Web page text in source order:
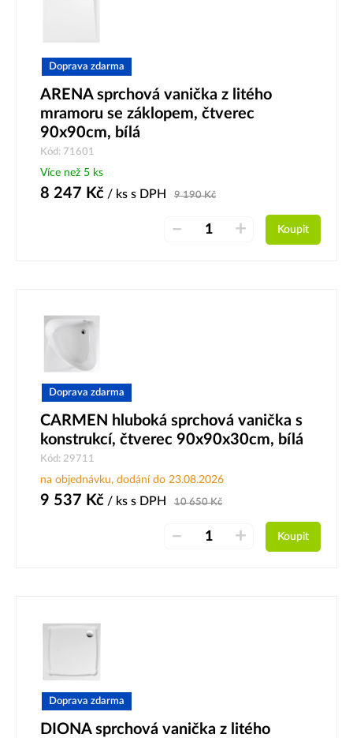
Doprava zdarma
ARENA sprchová vanička z litého
mramoru se záklopem, čtverec
90x90cm, bílá
Kód: 71601
Více než 5 ks
8 247 Kč / ks s DPH 9 190Kč
– + Koupit
Doprava zdarma
CARMEN hluboká sprchová vanička s
konstrukcí, čtverec 90x90x30cm, bílá
Kód: 29711
na objednávku, dodání do 23.08.2026
9 537 Kč / ks s DPH 10 650Kč
– + Koupit
Doprava zdarma
DIONA sprchová vanička z litého